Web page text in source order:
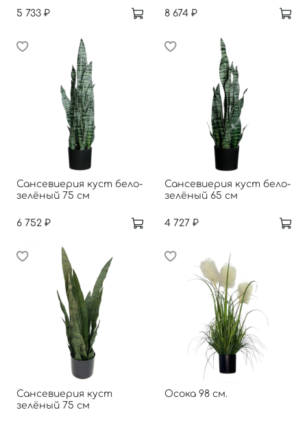
5 733 ₽ 8 674 ₽
Сансевиерия куст бело-
зелёный 75 см
6 752 ₽
Сансевиерия куст бело-
зелёный 65 см
4 727 ₽
Сансевиерия куст
зелёный 75 см
Осока 98 см.